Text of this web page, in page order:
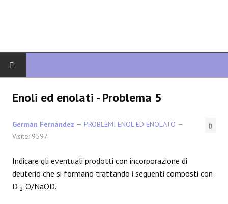
ORGANICA AVANZATA
ETEROCICLI
SINTESI
Enoli ed enolati - Problema 5
Germán Fernández
PROBLEMI ENOL ED ENOLATO
Visite: 9597
Indicare gli eventuali prodotti con incorporazione di
deuterio che si formano trattando i seguenti composti con
D 2 O/NaOD.